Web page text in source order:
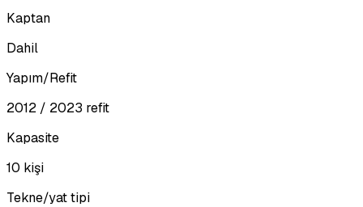
Kaptan
Dahil
Yapım/Refit
2012 / 2023 refit
Kapasite
10 kişi
Tekne/yat tipi